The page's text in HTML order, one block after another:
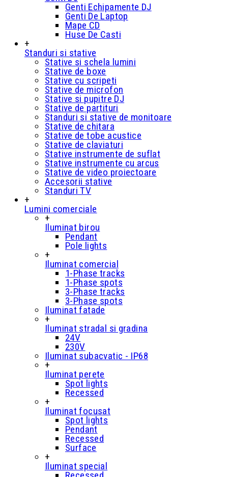
Genti Echipamente DJ
Genti De Laptop
Mape CD
Huse De Casti
+
Standuri si stative
Stative si schela lumini
Stative de boxe
Stative cu scripeti
Stative de microfon
Stative si pupitre DJ
Stative de partituri
Standuri si stative de monitoare
Stative de chitara
Stative de tobe acustice
Stative de claviaturi
Stative instrumente de suflat
Stative instrumente cu arcus
Stative de video proiectoare
Accesorii stative
Standuri TV
+
Lumini comerciale
+
Iluminat birou
Pendant
Pole lights
+
Iluminat comercial
1-Phase tracks
1-Phase spots
3-Phase tracks
3-Phase spots
Iluminat fatade
+
Iluminat stradal si gradina
24V
230V
Iluminat subacvatic - IP68
+
Iluminat perete
Spot lights
Recessed
+
Iluminat focusat
Spot lights
Pendant
Recessed
Surface
+
Iluminat special